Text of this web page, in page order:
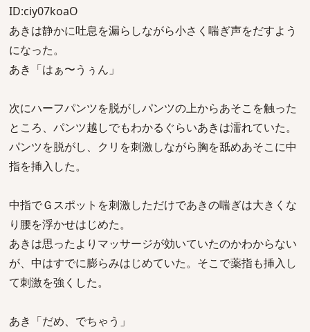
ID:ciy07koaO
あきは静かに吐息を漏らしながら小さく喘ぎ声をだすよう
になった。
あき「はぁ〜うぅん」
次にハーフパンツを脱がしパンツの上からあそこを触った
ところ、パンツ越しでもわかるぐらいあきは濡れていた。
パンツを脱がし、クリを刺激しながら胸を舐めあそこに中
指を挿入した。
中指でＧスポットを刺激しただけであきの喘ぎは大きくな
り腰を浮かせはじめた。
あきは思ったよりマッサージが効いていたのかわからない
が、中はすでに膨らみはじめていた。そこで薬指も挿入し
て刺激を強くした。
あき「だめ、でちゃう」